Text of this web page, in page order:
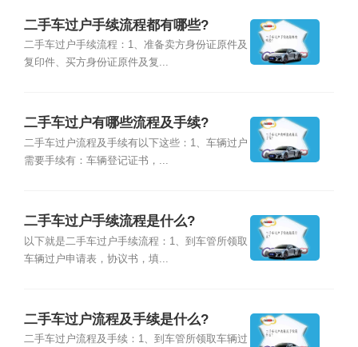
二手车过户手续流程都有哪些?
二手车过户手续流程：1、准备卖方身份证原件及
复印件、买方身份证原件及复...
二手车过户有哪些流程及手续?
二手车过户流程及手续有以下这些：1、车辆过户
需要手续有：车辆登记证书，...
二手车过户手续流程是什么?
以下就是二手车过户手续流程：1、到车管所领取
车辆过户申请表，协议书，填...
二手车过户流程及手续是什么?
二手车过户流程及手续：1、到车管所领取车辆过